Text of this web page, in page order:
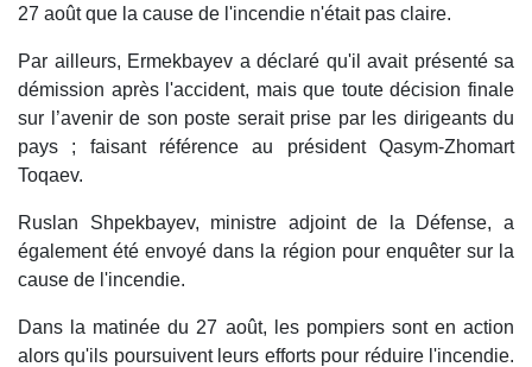
27 août que la cause de l'incendie n'était pas claire.
Par ailleurs, Ermekbayev a déclaré qu'il avait présenté sa
démission après l'accident, mais que toute décision finale
sur l’avenir de son poste serait prise par les dirigeants du
pays ; faisant référence au président Qasym-Zhomart
Toqaev.
Ruslan Shpekbayev, ministre adjoint de la Défense, a
également été envoyé dans la région pour enquêter sur la
cause de l'incendie.
Dans la matinée du 27 août, les pompiers sont en action
alors qu'ils poursuivent leurs efforts pour réduire l'incendie.